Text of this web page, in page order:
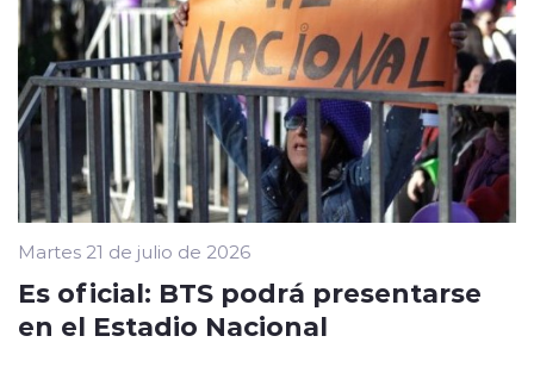
Martes 21 de julio de 2026
Es oficial: BTS podrá presentarse
en el Estadio Nacional